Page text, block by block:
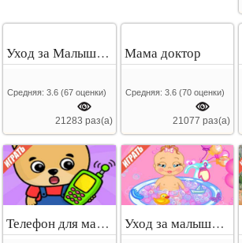
Уход за Малышами в Детском Саду
Средняя:3.6 (67 оценки)
21283 раз(а)
Мама доктор
Средняя: 3.6 (70оценки)
21077 раз(а)
Телефон для малышей Уход за малышом: Купание